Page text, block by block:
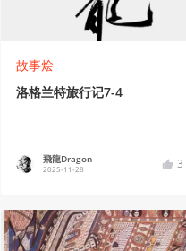
故事烩
洛格兰特旅行记7-4
飛龍Dragon
2025-11-28 3